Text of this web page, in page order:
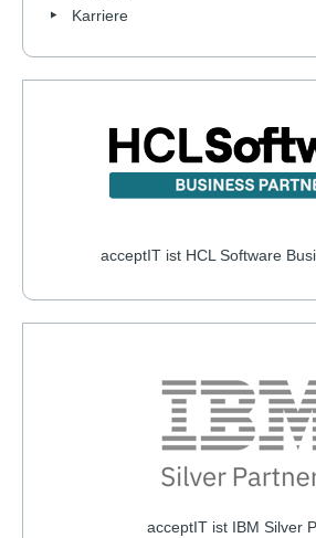
Karriere
acceptIT ist HCL Software
acceptIT ist IBM Silver